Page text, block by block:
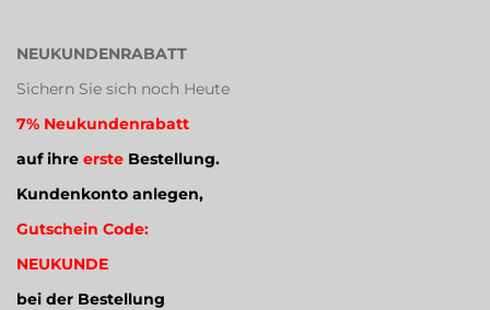
NEUKUNDENRABATT
Sichern Sie sich noch Heute
7% Neukundenrabatt
auf ihre erste Bestellung.
Kundenkonto anlegen,
Gutschein Code:
NEUKUNDE
bei der Bestellung